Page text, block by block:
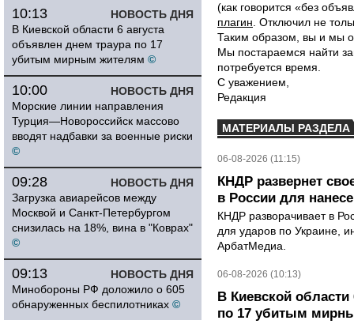
НОВОСТЬ ДНЯ
10:13
В Киевской области 6 августа
объявлен днем траура по 17
убитым мирным жителям ©
НОВОСТЬ ДНЯ
10:00
Морские линии направления
Турция—Новороссийск массово
вводят надбавки за военные риски
©
НОВОСТЬ ДНЯ
09:28
Загрузка авиарейсов между
Москвой и Санкт-Петербургом
снизилась на 18%, вина в "Коврах"
©
НОВОСТЬ ДНЯ
09:13
Минобороны РФ доложило о 605
обнаруженных беспилотниках ©
(как говорится «без
плагин . Отключил не
Таким образом, вы и мы
Мы постараемся найти
потребуется время.
С уважением,
Редакция
МАТЕРИАЛЫ РАЗДЕЛА
06-08-2026 (11:15)
КНДР развернет
в России для
КНДР разворачивает в
для ударов по Украине,
АрбатМедиа.
06-08-2026 (10:13)
В Киевской
по 17 убитым